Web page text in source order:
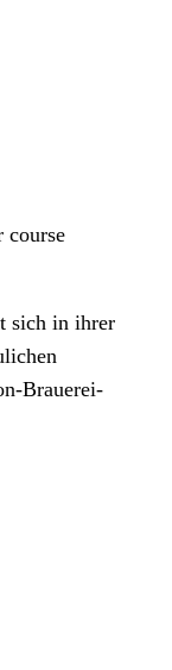
course
sich in ihrer
Brauerei-